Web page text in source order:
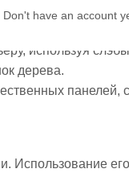
слэб
используя
дерева.
панелей,
Использование
Don't have an account